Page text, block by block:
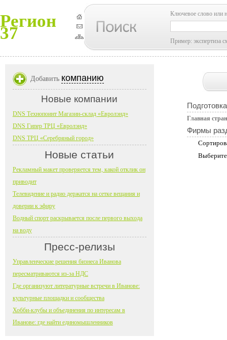
Регион
37
Ключевое слово или
Пример: экспертиза
Главная
Фирмы
Добавить компанию
Новые компании
DNS Технопоинт Магазин-склад «Евролэнд»
DNS Гипер ТРЦ «Евролэнд»
DNS ТРЦ «Серебряный город»
Новые статьи
Рекламный макет проверяется тем, какой отклик он
приводит
Телевидение и радио держатся на сетке вещания и
доверии к эфиру
Водный спорт раскрывается после первого выхода
на воду
Пресс-релизы
Управленческие решения бизнеса Иванова
пересматриваются из-за НДС
Где организуют литературные встречи в Иванове:
культурные площадки и сообщества
Хобби-клубы и объединения по интересам в
Иванове: где найти единомышленников